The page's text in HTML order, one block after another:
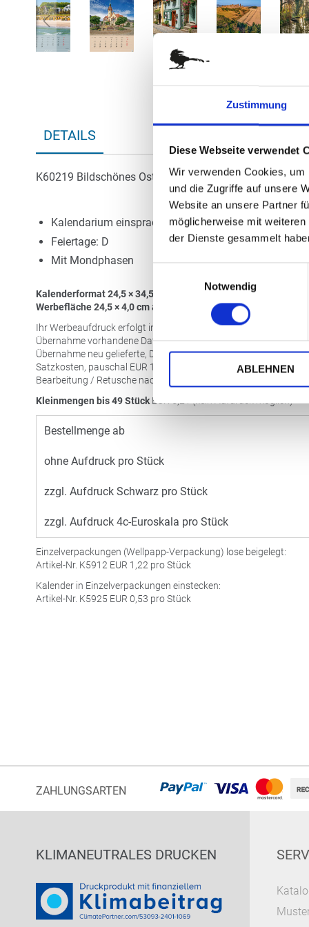
Zustimmung
Diese Webseite verwendet
Wir verwenden Cookies,
und die Zugriffe auf unsere
Website an unsere Partner
möglicherweise mit
der Dienste gesammelt
Notwendig
ABLEHNEN
DETAILS
K60219 Bildschönes Ostdeutschland
Kalendarium einsprachig: D
Feiertage: D
Mit Mondphasen
Kalenderformat 24,5 × 34,5 cm
Werbefläche 24,5 × 4,0 cm auf der Kopfleiste
Ihr Werbeaufdruck erfolgt in Schwarz oder 4c-Euroskala.
Übernahme vorhandene Datei 1:1, pro DateiEUR19,90
Übernahme neu gelieferte, Datei 1:1, pro DateiEUR29,90
Satzkosten, pauschal EUR 15,00
Bearbeitung / Retusche nach Aufwand
Kleinmengen bis 49 Stück EUR5,21 (kein Aufdruck möglich)
Bestellmenge ab
ohne Aufdruck pro Stück
zzgl. Aufdruck Schwarz pro Stück
zzgl. Aufdruck 4c-Euroskala pro Stück
Einzelverpackungen (Wellpapp-Verpackung) lose beigelegt:
Artikel-Nr. K5912 EUR 1,22 pro Stück
Kalender in Einzelverpackungen einstecken:
Artikel-Nr. K5925 EUR 0,53 pro Stück
ZAHLUNGSARTEN
KLIMANEUTRALES DRUCKEN